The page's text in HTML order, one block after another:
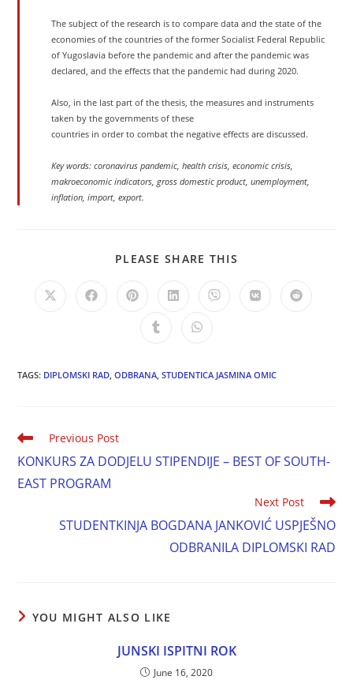
The subject of the research is to compare data and the state of the
economies of the countries of the former Socialist Federal Republic
of Yugoslavia before the pandemic and after the pandemic was
declared, and the effects that the pandemic had during 2020.
Also, in the last part of the thesis, the measures and instruments
taken by the governments of these
countries in order to combat the negative effects are discussed.
Key words: coronavirus pandemic, health crisis, economic crisis,
makroeconomic indicators, gross domestic product, unemployment,
inflation, import, export.
PLEASE SHARE THIS
TAGS: DIPLOMSKI RAD ODBRANA STUDENTICA JASMINA OMIC
Previous Post
KONKURS ZA DODJELU STIPENDIJE – BEST OF SOUTH-
EAST PROGRAM
Next Post
STUDENTKINJA BOGDANA JANKOVIĆ USPJEŠNO
ODBRANILA DIPLOMSKI RAD
YOU MIGHT ALSO LIKE
JUNSKI ISPITNI ROK
June 16, 2020